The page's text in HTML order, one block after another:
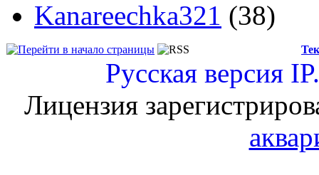
Kanareechka321 (38)
Русская версия
Лицензия